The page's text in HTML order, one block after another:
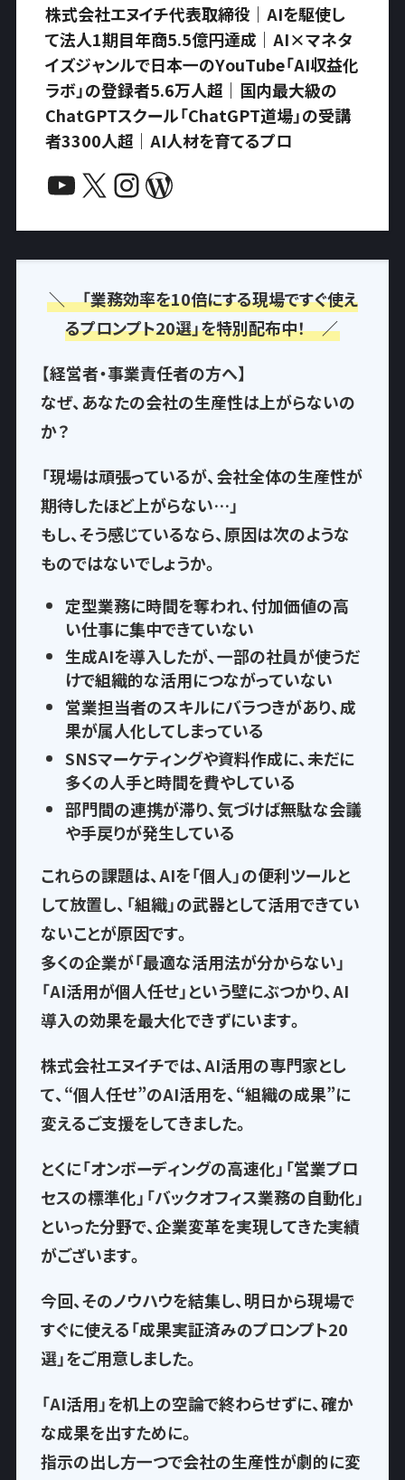
株式会社エヌイチ代表取締役｜AIを駆使し
て法人1期目年商5.5億円達成｜AI×マネタ
イズジャンルで日本一のYouTube「AI収益化
ラボ」の登録者5.6万人超｜国内最大級の
ChatGPTスクール「ChatGPT道場」の受講
者3300人超｜AI人材を育てるプロ
YouTube X InstagramWordPress
＼ 「業務効率を10倍にする現場ですぐ使え
るプロンプト20選」を特別配布中！ ／
【経営者・事業責任者の方へ】
なぜ、あなたの会社の生産性は上がらないの
か？
「現場は頑張っているが、会社全体の生産性が
期待したほど上がらない…」
もし、そう感じているなら、原因は次のような
ものではないでしょうか。
定型業務に時間を奪われ、付加価値の高
い仕事に集中できていない
生成AIを導入したが、一部の社員が使うだ
けで組織的な活用につながっていない
営業担当者のスキルにバラつきがあり、成
果が属人化してしまっている
SNSマーケティングや資料作成に、未だに
多くの人手と時間を費やしている
部門間の連携が滞り、気づけば無駄な会議
や手戻りが発生している
これらの課題は、AIを「個人」の便利ツールと
して放置し、 「組織」の武器として活用できてい
ないことが原因です。
多くの企業が「最適な活用法が分からない」
「AI活用が個人任せ」という壁にぶつかり、AI
導入の効果を最大化できずにいます。
株式会社エヌイチでは、AI活用の専門家とし
て、“個人任せ”のAI活用を、“組織の成果”に
変えるご支援をしてきました。
とくに「オンボーディングの高速化」「営業プロ
セスの標準化」「バックオフィス業務の自動化」
といった分野で、企業変革を実現してきた実績
がございます。
今回、そのノウハウを結集し、明日から現場で
すぐに使える「成果実証済みのプロンプト20
選」をご用意しました。
「AI活用」を机上の空論で終わらせずに、確か
な成果を出すために。
指示の出し方一つで会社の生産性が劇的に変